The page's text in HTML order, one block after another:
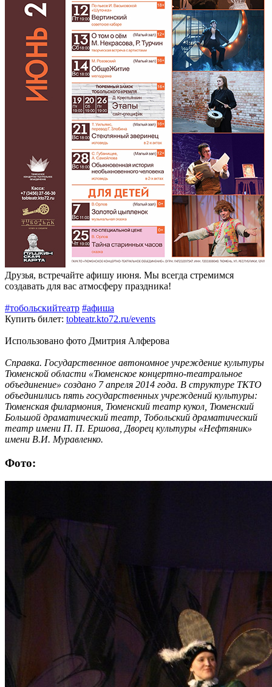
Друзья, встречайте афишу июня. Мы всегда стремимся
создавать для вас атмосферу праздника!
#тобольскийтеатр #афиша
Купить билет: tobteatr.kto72.ru/events
Использовано фото Дмитрия Алферова
Справка. Государственное автономное учреждение культуры
Тюменской области «Тюменское концертно-театральное
объединение» создано 7 апреля 2014 года. В структуре ТКТО
объединились пять государственных учреждений культуры:
Тюменская филармония, Тюменский театр кукол, Тюменский
Большой драматический театр, Тобольский драматический
театр имени П. П. Ершова, Дворец культуры «Нефтяник»
имени В.И. Муравленко.
Фото: